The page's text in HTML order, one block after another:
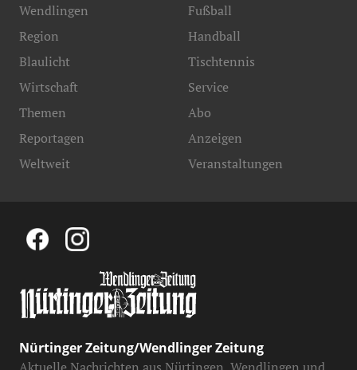
Wendlingen
Region
Blaulicht
Fußball
Handball
Tischtennis
Wirtschaft
Themen
Reportagen
Weltweit
Service
Abo
Anzeigen
Veranstaltungen
Nürtinger Zeitung/Wendlinger Zeitung